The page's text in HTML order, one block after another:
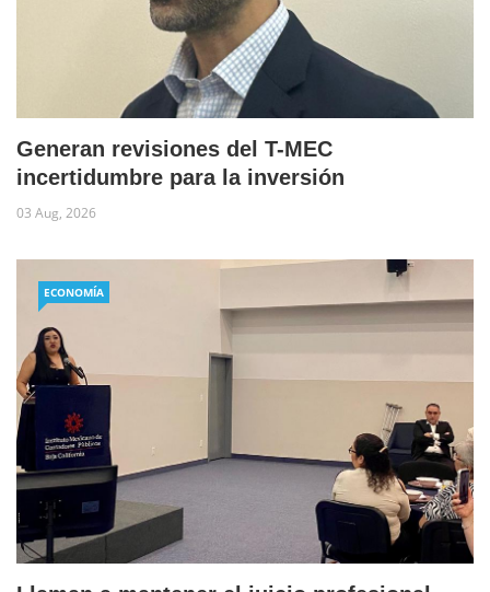
Generan revisiones del T-MEC
incertidumbre para la inversión
03 Aug, 2026
ECONOMÍA